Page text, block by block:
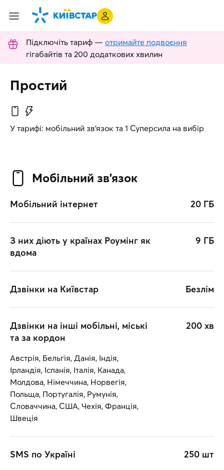
Підключіть тариф — отримайте подвоєння
гігабайтів та 200 додаткових хвилин
Простий
У тарифі: мобільний зв’язок та 1 Суперсила на вибір
Мобільний зв’язок
Мобільний інтернет 20 ГБ
З них діють у країнах Роумінг як
вдома
9 ГБ
Дзвінки на Київстар Безлім
Дзвінки на інші мобільні, міські
та за кордон
Австрія, Бельгія, Данія, Індія,
Ірландія, Іспанія, Італія, Канада,
Молдова, Німеччина, Норвегія,
Польща, Португалія, Румунія,
Словаччина, США, Чехія, Франція,
Швеція
200 хв
SMS по Україні 250 шт